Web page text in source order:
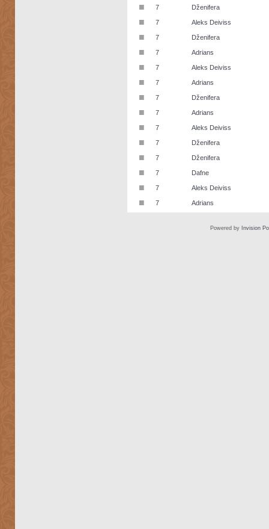
■ 7 Dženifera
■ 7 Aleks Deiviss
■ 7 Dženifera
■ 7 Adrians
■ 7 Aleks Deiviss
■ 7 Adrians
■ 7 Dženifera
■ 7 Adrians
■ 7 Aleks Deiviss
■ 7 Dženifera
■ 7 Dženifera
■ 7 Dafne
■ 7 Aleks Deiviss
■ 7 Adrians
Powered by Invision